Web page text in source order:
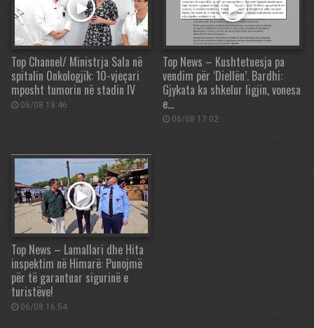
Top Channel/ Ministrja Sala në
spitalin Onkologjik: 10-vjeçari
mposht tumorin në stadin IV
06/08 18:46
Top News – Kushtetuesja pa
vendim për ‘Diellën’. Bardhi:
Gjykata ka shkelur ligjin, vonesa
e…
06/08 17:02
Top News – Lamallari dhe Hita
inspektim në Himarë: Punojmë
për të garantuar sigurinë e
turistëve!
06/08 16:54